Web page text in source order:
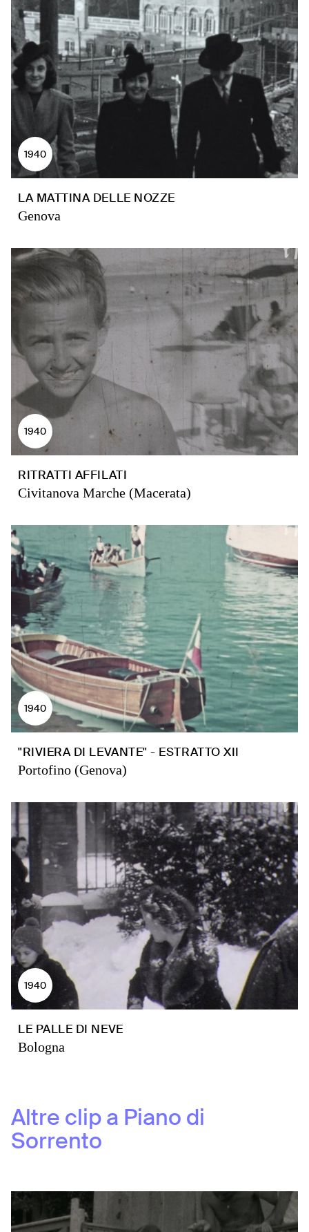
1940
LA MATTINA DELLE NOZZE
Genova
1940
RITRATTI AFFILATI
Civitanova Marche (Macerata)
1940
"RIVIERA DI LEVANTE" - ESTRATTO XII
Portofino (Genova)
1940
LE PALLE DI NEVE
Bologna
Altre clip a Piano di
Sorrento